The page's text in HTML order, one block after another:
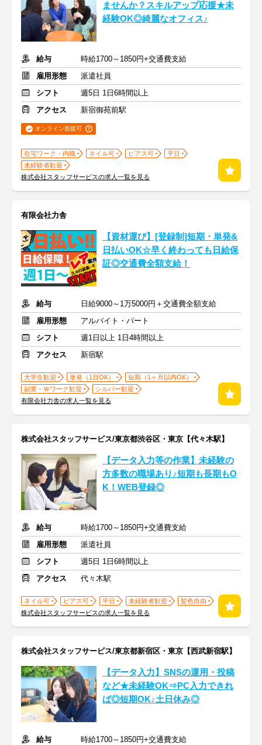
ませんか？スキルアップ応援★未
経験OK◎綺麗なオフィス♪
給与
時給1700～1850円+交通費支給
雇用形態
派遣社員
シフト
週5日 1日6時間以上
アクセス
新宿御苑前駅
オンライン面接可
在宅ワーク・内職 ネイル可 ピアス可
平日
未経験者歓迎
株式会社スタッフサービスの求人一覧を見る
有限会社力舎
【資材運び】[登録制]短期・単発&
日払いOK☆早く終わっても日給保
証◎交通費全額支給！
給与
日給9000～1万5000円＋交通費全額支給
雇用形態
アルバイト・パート
シフト
週1日以上 1日4時間以上
アクセス
新宿駅
大学生歓迎 単発（1日OK）
短期（1ヶ月以内OK）
副業・Ｗワーク歓迎
シルバー歓迎
有限会社力舎の求人一覧を見る
株式会社スタッフサービス/東京都渋谷区・東京【代々木駅】
【データ入力等の作業】未経験の
方多数の職場あり♪短期も長期もO
K！WEB登録◎
給与
時給1700～1850円+交通費支給
雇用形態
派遣社員
シフト
週5日 1日6時間以上
アクセス
代々木駅
ネイル可 ピアス可 平日 未経験者歓迎
髪色自由
株式会社スタッフサービスの求人一覧を見る
株式会社スタッフサービス/東京都新宿区・東京【西武新宿駅】
【データ入力】SNSの運用・投稿
など★未経験OK⇒PC入力できれ
ば◎短期OK♪土日休み◎
給与
時給1700～1850円+交通費支給